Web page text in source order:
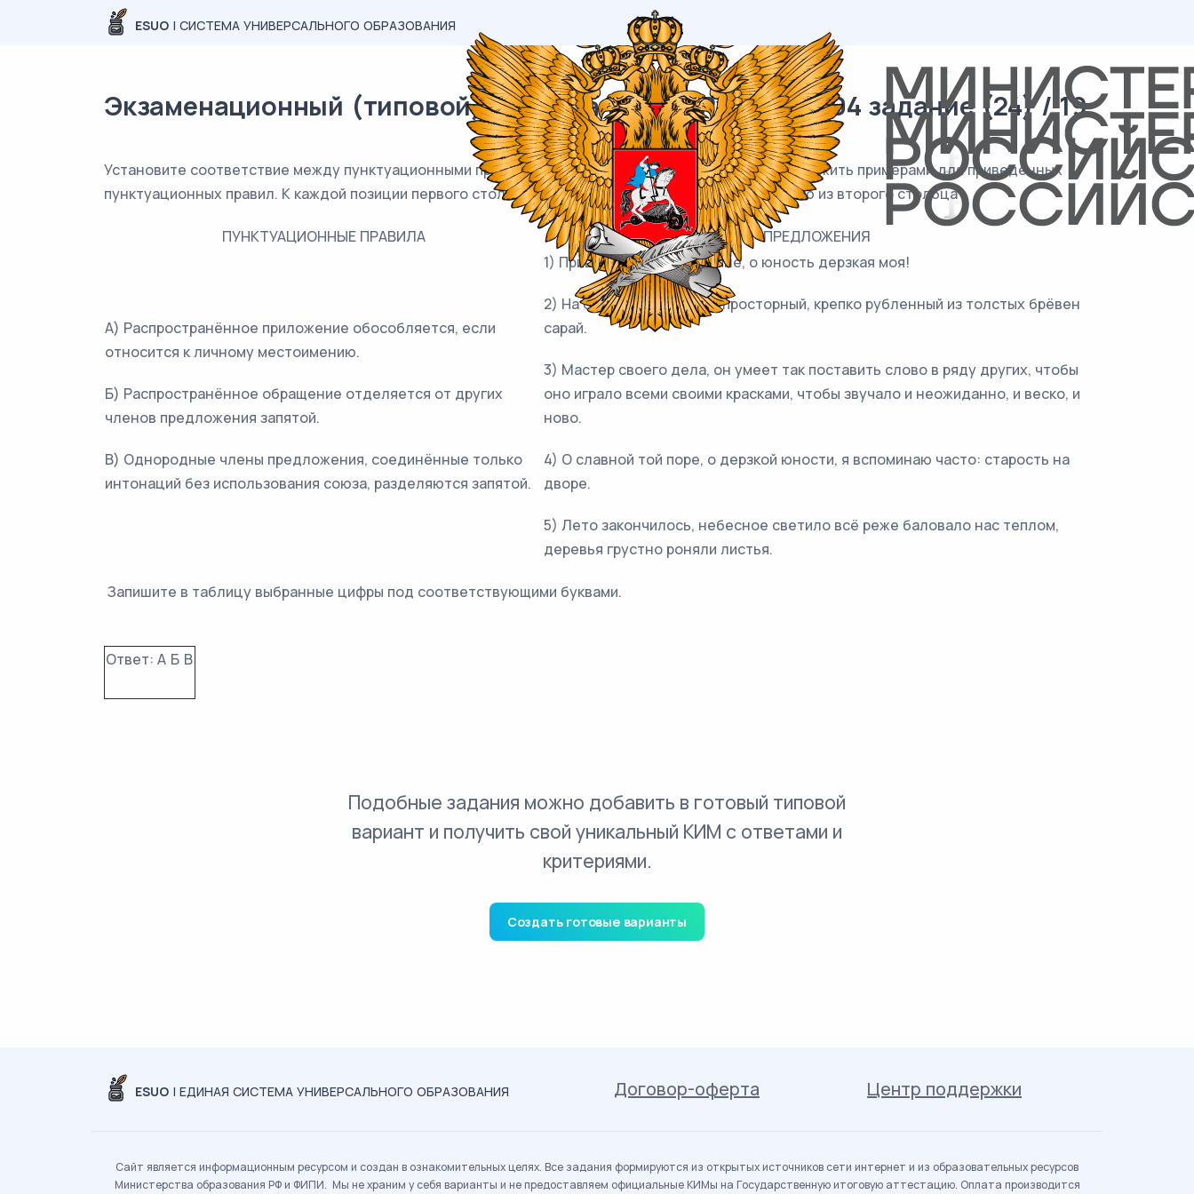
ESUO | СИСТЕМА УНИВЕРСАЛЬНОГО ОБРАЗОВАНИЯ
Экзаменационный (типовой) материал ОГЭ / Русский / 04 задание (24) / 19
Установите соответствие между пунктуационными правилами и предложениями, которые могут служить примерами для приведённых
пунктуационных правил. К каждой позиции первого столбца подберите соответствующую позицию из второго столбца
ПУНКТУАЦИОННЫЕ ПРАВИЛА ПРЕДЛОЖЕНИЯ
А) Распространённое приложение обособляется, если
относится к личному местоимению.
Б) Распространённое обращение отделяется от других
членов предложения запятой.
В) Однородные члены предложения, соединённые только
интонаций без использования союза, разделяются запятой.
1) Приветствую тебя я ныне, о юность дерзкая моя!
2) На опушке заметил он просторный, крепко рубленный из толстых брёвен
сарай.
3) Мастер своего дела, он умеет так поставить слово в ряду других, чтобы
оно играло всеми своими красками, чтобы звучало и неожиданно, и веско, и
ново.
4) О славной той поре, о дерзкой юности, я вспоминаю часто: старость на
дворе.
5) Лето закончилось, небесное светило всё реже баловало нас теплом,
деревья грустно роняли листья.
Запишите в таблицу выбранные цифры под соответствующими буквами.
Ответ: А Б В
Подобные задания можно добавить в готовый типовой
вариант и получить свой уникальный КИМ с ответами и
критериями.
Создать готовые варианты
ESUO | ЕДИНАЯ СИСТЕМА УНИВЕРСАЛЬНОГО ОБРАЗОВАНИЯ Договор-оферта Центр поддержки
Сайт является информационным ресурсом и создан в ознакомительных целях. Все задания формируются из открытых источников сети интернет и из образовательных ресурсов
Министерства образования РФ и ФИПИ. Мы не храним у себя варианты и не предоставляем официальные КИМы на Государственную итоговую аттестацию. Оплата производится